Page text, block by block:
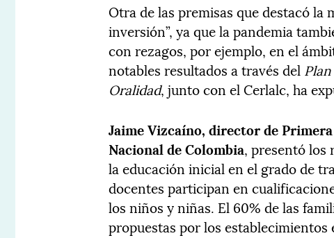
Otra de las premisas que destacó la
inversión”, ya que la pandemia
con rezagos, por ejemplo, en el
notables resultados a través del
Oralidad, junto con el Cerlalc, ha
Jaime Vizcaíno, director de
Nacional de Colombia, presentó los
la educación inicial en el grado de
docentes participan en
los niños y niñas. El 60% de las
propuestas por los establecimientos